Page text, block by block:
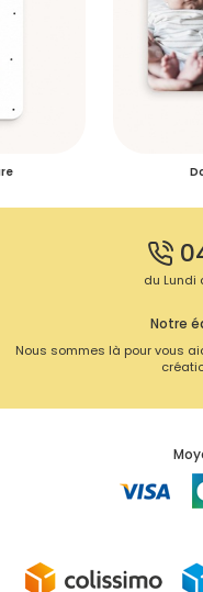
du Lundi
Notre
Nous sommes là pour vous